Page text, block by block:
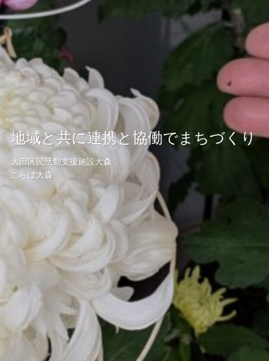
地域と共に連携と協働でまちづくり
大田区民活動支援施設大森
こらぼ大森